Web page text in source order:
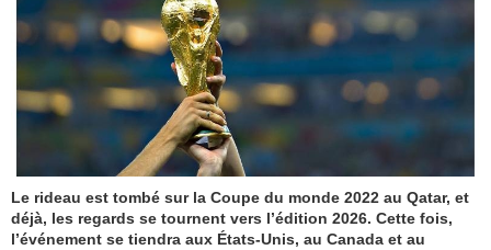
Le rideau est tombé sur la Coupe du monde 2022 au Qatar, et
déjà, les regards se tournent vers l’édition 2026. Cette fois,
l’événement se tiendra aux États-Unis, au Canada et au